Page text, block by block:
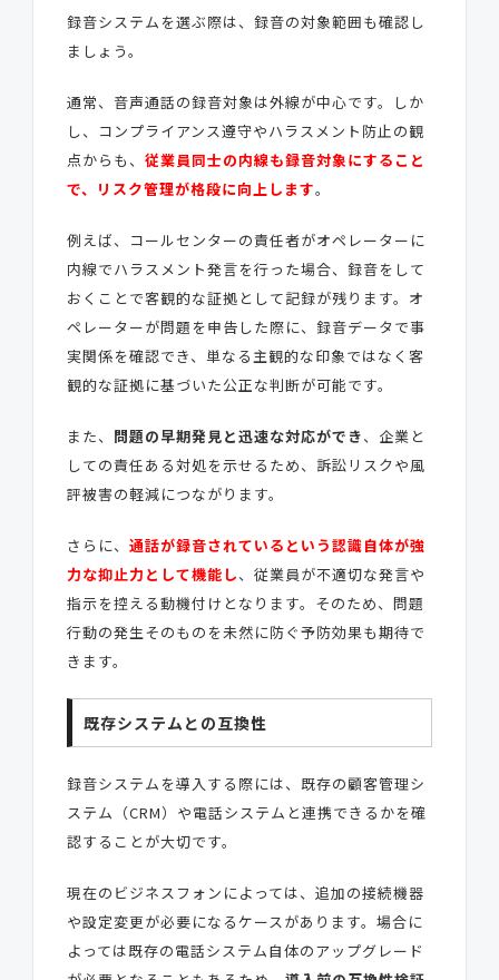
録音システムを選ぶ際は、録音の対象範囲も確認し
ましょう。
通常、音声通話の録音対象は外線が中心です。しか
し、コンプライアンス遵守やハラスメント防止の観
点からも、 従業員同士の内線も録音対象にすること
で、リスク管理が格段に向上します。
例えば、コールセンターの責任者がオペレーターに
内線でハラスメント発言を行った場合、録音をして
おくことで客観的な証拠として記録が残ります。オ
ペレーターが問題を申告した際に、録音データで事
実関係を確認でき、単なる主観的な印象ではなく客
観的な証拠に基づいた公正な判断が可能です。
また、 問題の早期発見と迅速な対応ができ、企業と
しての責任ある対処を示せるため、訴訟リスクや風
評被害の軽減につながります。
さらに、 通話が録音されているという認識自体が強
力な抑止力として機能し、従業員が不適切な発言や
指示を控える動機付けとなります。そのため、問題
行動の発生そのものを未然に防ぐ予防効果も期待で
きます。
既存システムとの互換性
録音システムを導入する際には、既存の顧客管理シ
ステム（CRM）や電話システムと連携できるかを確
認することが大切です。
現在のビジネスフォンによっては、追加の接続機器
や設定変更が必要になるケースがあります。場合に
よっては既存の電話システム自体のアップグレード